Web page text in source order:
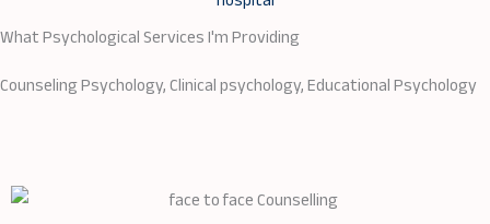
What Psychological Services I'm Providing
Counseling Psychology, Clinical psychology, Educational Psychology